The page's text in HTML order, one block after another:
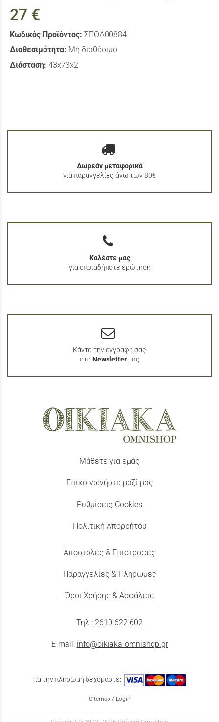
27 €
Κωδικός Προϊόντος: ΣΠΟΔ00884
Διαθεσιμότητα: Μη διαθέσιμο
Διάσταση: 43x73x2
Δωρεάν μεταφορικά
για παραγγελίες άνω των 80€
Καλέστε μας
για οποιαδήποτε ερώτηση
Κάντε την εγγραφή σας
στο Newsletterμας
Μάθετε για εμάς
Επικοινωνήστε μαζί μας
Ρυθμίσεις Cookies
Πολιτική Απορρήτου
Αποστολές & Επιστροφές
Παραγγελίες & Πληρωμές
Όροι Χρήσης & Ασφάλεια
Τηλ.: 2610 622 602
E-mail: info@oikiaka-omnishop.gr
Για την πληρωμή δεχόμαστε:
Sitemap / Login